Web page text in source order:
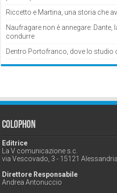
Riccetto e Martina, una storia che
Naufragare non è annegare: Dante,
condurre
Dentro Portofranco, dove lo studio
Colophon
Editrice
La V comunicazione s.c.
via Vescovado, 3 - 15121 Alessandria
Direttore Responsabile
Andrea Antonuccio